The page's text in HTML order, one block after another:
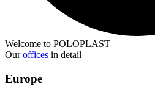
Welcome to POLOPLAST
Ouroffices in detail
Europe